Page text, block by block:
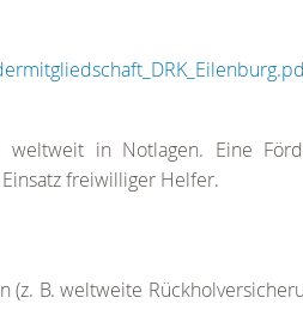
in Notlagen. Eine
freiwilliger Helfer.
(z. B. weltweite